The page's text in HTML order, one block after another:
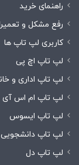
راهنمای خرید
رفع مشکل و
کاربری لپ تاپ ها
لپ تاپ اچ پی
لپ تاپ اداری و
لپ تاپ ام اس آی
لپ تاپ ایسوس
لپ تاپ
لپ تاپ دل